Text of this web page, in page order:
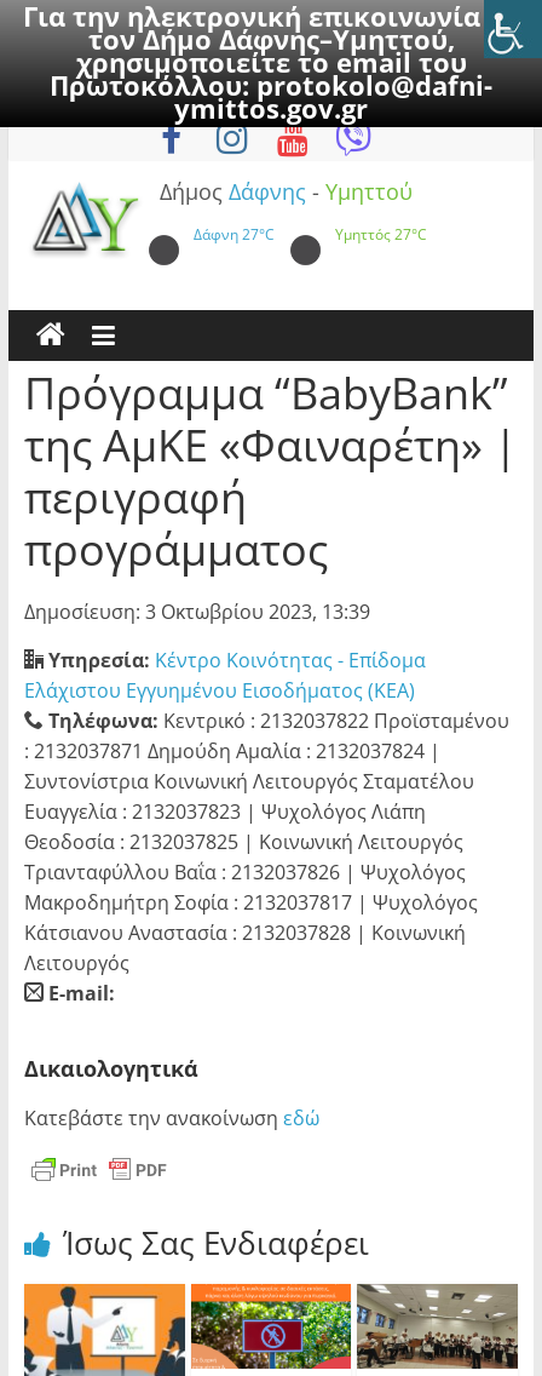
Για την ηλεκτρονική επικοινωνία με
τον Δήμο Δάφνης–Υμηττού,
χρησιμοποιείτε το email του
Πρωτοκόλλου:protokolo@dafni-
ymittos.gov.gr
to
Παρασκευή, 7 Αυγούστου 2026
Δήμος Δάφνης - Υμηττού
Δάφνη27°C Υμηττός27°C
Πρόγραμμα “BabyBank”
της ΑμΚΕ «Φαιναρέτη» |
περιγραφή
προγράμματος
Δημοσίευση: 3 Οκτωβρίου 2023, 13:39
Υπηρεσία: Κέντρο Κοινότητας - Επίδομα
Ελάχιστου Εγγυημένου Εισοδήματος (ΚΕΑ)
Τηλέφωνα: Κεντρικό : 2132037822 Προϊσταμένου
: 2132037871 Δημούδη Αμαλία : 2132037824 |
Συντονίστρια Κοινωνική Λειτουργός Σταματέλου
Ευαγγελία : 2132037823 | Ψυχολόγος Λιάπη
Θεοδοσία : 2132037825 | Κοινωνική Λειτουργός
Τριανταφύλλου Βαΐα : 2132037826 | Ψυχολόγος
Μακροδημήτρη Σοφία : 2132037817 | Ψυχολόγος
Κάτσιανου Αναστασία : 2132037828 | Κοινωνική
Λειτουργός
E-mail:
Δικαιολογητικά
Κατεβάστε την ανακοίνωση εδώ
Ίσως Σας Ενδιαφέρει